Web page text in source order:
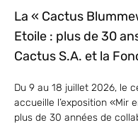
La « Cactus
Etoile : plus de 30
Cactus S.A. et la
Du 9 au 18 juillet 2026, le
accueille l’exposition «Mir
plus de 30 années de